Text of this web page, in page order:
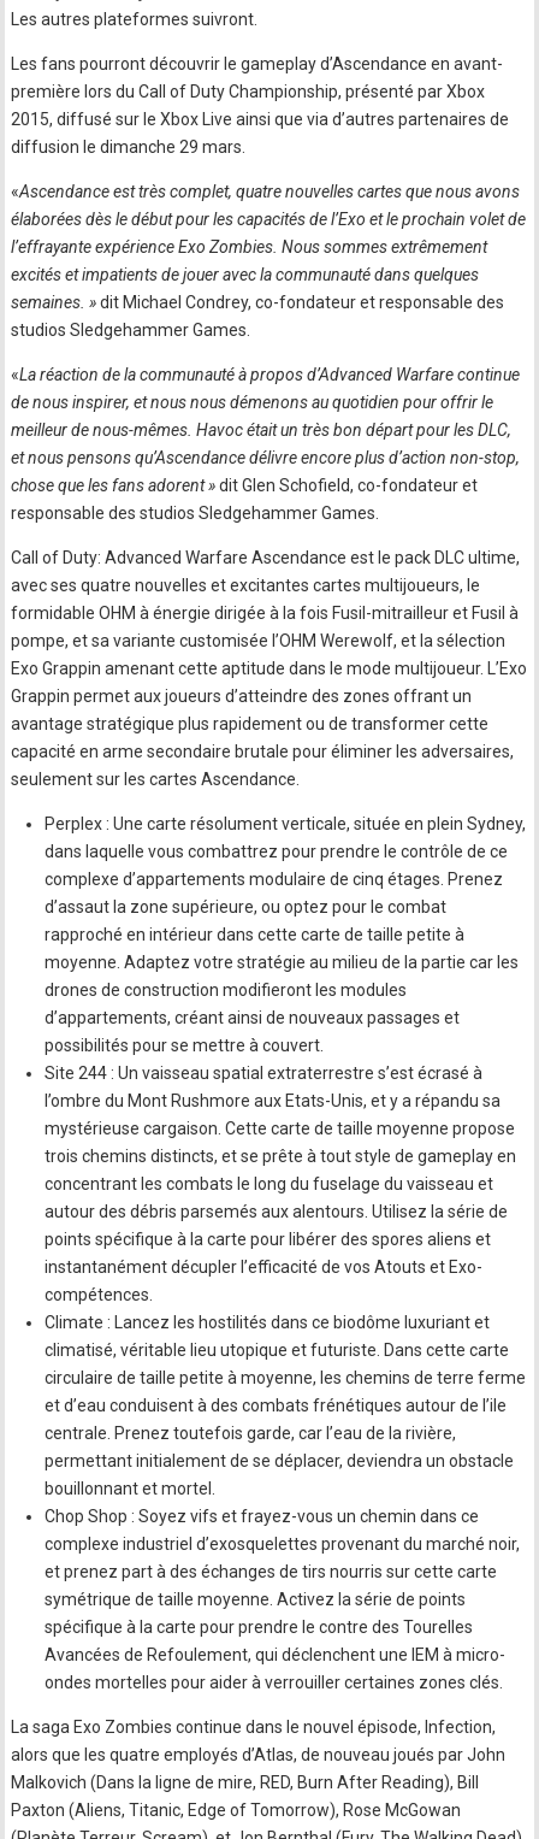
Les autres plateformes suivront.
Les fans pourront découvrir le gameplay d’Ascendance en avant-
première lors du Call of Duty Championship, présenté par Xbox
2015, diffusé sur le Xbox Live ainsi que via d’autres partenaires de
diffusion le dimanche 29 mars.
«Ascendance est très complet, quatre nouvelles cartes que nous avons
élaborées dès le début pour les capacités de l’Exo et le prochain volet de
l’effrayante expérience Exo Zombies. Nous sommes extrêmement
excités et impatients de jouer avec la communauté dans quelques
semaines. »dit Michael Condrey, co-fondateur et responsable des
studios Sledgehammer Games.
«La réaction de la communauté à propos d’Advanced Warfare continue
de nous inspirer, et nous nous démenons au quotidien pour offrir le
meilleur de nous-mêmes. Havoc était un très bon départ pour les DLC,
et nous pensons qu’Ascendance délivre encore plus d’action non-stop,
chose que les fans adorent »dit Glen Schofield, co-fondateur et
responsable des studios Sledgehammer Games.
Call of Duty: Advanced Warfare Ascendance est le pack DLC ultime,
avec ses quatre nouvelles et excitantes cartes multijoueurs, le
formidable OHM à énergie dirigée à la fois Fusil-mitrailleur et Fusil à
pompe, et sa variante customisée l’OHM Werewolf, et la sélection
Exo Grappin amenant cette aptitude dans le mode multijoueur. L’Exo
Grappin permet aux joueurs d’atteindre des zones offrant un
avantage stratégique plus rapidement ou de transformer cette
capacité en arme secondaire brutale pour éliminer les adversaires,
seulement sur les cartes Ascendance.
Perplex : Une carte résolument verticale, située en plein Sydney,
dans laquelle vous combattrez pour prendre le contrôle de ce
complexe d’appartements modulaire de cinq étages. Prenez
d’assaut la zone supérieure, ou optez pour le combat
rapproché en intérieur dans cette carte de taille petite à
moyenne. Adaptez votre stratégie au milieu de la partie car les
drones de construction modifieront les modules
d’appartements, créant ainsi de nouveaux passages et
possibilités pour se mettre à couvert.
Site 244 : Un vaisseau spatial extraterrestre s’est écrasé à
l’ombre du Mont Rushmore aux Etats-Unis, et y a répandu sa
mystérieuse cargaison. Cette carte de taille moyenne propose
trois chemins distincts, et se prête à tout style de gameplay en
concentrant les combats le long du fuselage du vaisseau et
autour des débris parsemés aux alentours. Utilisez la série de
points spécifique à la carte pour libérer des spores aliens et
instantanément décupler l’efficacité de vos Atouts et Exo-
compétences.
Climate : Lancez les hostilités dans ce biodôme luxuriant et
climatisé, véritable lieu utopique et futuriste. Dans cette carte
circulaire de taille petite à moyenne, les chemins de terre ferme
et d’eau conduisent à des combats frénétiques autour de l’ile
centrale. Prenez toutefois garde, car l’eau de la rivière,
permettant initialement de se déplacer, deviendra un obstacle
bouillonnant et mortel.
Chop Shop : Soyez vifs et frayez-vous un chemin dans ce
complexe industriel d’exosquelettes provenant du marché noir,
et prenez part à des échanges de tirs nourris sur cette carte
symétrique de taille moyenne. Activez la série de points
spécifique à la carte pour prendre le contre des Tourelles
Avancées de Refoulement, qui déclenchent une IEM à micro-
ondes mortelles pour aider à verrouiller certaines zones clés.
La saga Exo Zombies continue dans le nouvel épisode, Infection,
alors que les quatre employés d’Atlas, de nouveau joués par John
Malkovich (Dans la ligne de mire, RED, Burn After Reading), Bill
Paxton (Aliens, Titanic, Edge of Tomorrow), Rose McGowan